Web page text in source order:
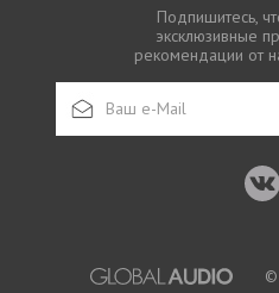
Подпишитесь,
эксклюзивные
рекомендации от
©